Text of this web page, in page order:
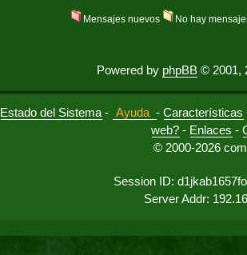
Mensajes nuevos No hay
Powered by phpBB © 2001,
Estado del Sistema - Ayuda -Características
web? - Enlaces -
© 2000-2026
Session ID:
Server Addr: